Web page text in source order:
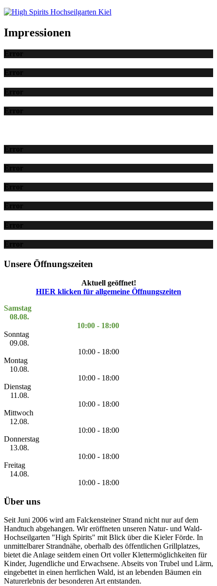
Impressionen
Error
Error
Error
Error
Error
Error
Error
Error
Error
Error
Unsere Öffnungszeiten
Aktuell geöffnet!
HIER klicken für allgemeine Öffnungszeiten
Samstag
08.08.
10:00 - 18:00
Sonntag
09.08.
10:00 - 18:00
Montag
10.08.
10:00 - 18:00
Dienstag
11.08.
10:00 - 18:00
Mittwoch
12.08.
10:00 - 18:00
Donnerstag
13.08.
10:00 - 18:00
Freitag
14.08.
10:00 - 18:00
Über uns
Seit Juni 2006 wird am Falckensteiner Strand nicht nur auf dem
Handtuch abgehangen. Wir eröffneten unseren Natur- und Wald-
Hochseilgarten "High Spirits" mit Blick über die Kieler Förde. In
unmittelbarer Strandnähe, oberhalb des öffentlichen Grillplatzes,
bietet die Anlage seitdem einen Ort voller Klettermöglichkeiten für
Kinder, Jugendliche und Erwachsene. Abseits von Trubel und Lärm,
eingebettet in einen herrlichen Wald, ist an lebenden Bäumen ein
Naturerlebnis der besonderen Art entstanden.